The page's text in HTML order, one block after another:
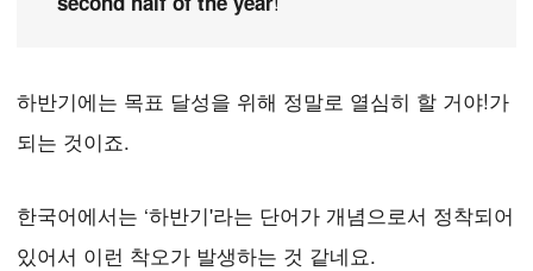
하반기에는 목표 달성을 위해 정말로 열심히 할 거야!가
되는 것이죠.
한국어에서는 ‘하반기'라는 단어가 개념으로서 정착되어
있어서 이런 착오가 발생하는 것 같네요.